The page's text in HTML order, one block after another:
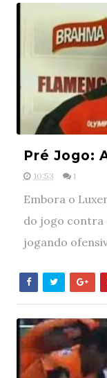
Pré Jogo:
10:53 1
Embora o
do jogo contra
jogando